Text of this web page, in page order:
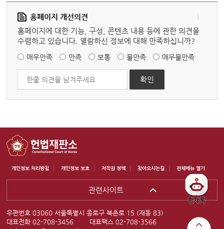
홈페이지 개선의견
홈페이지에 대한 기능, 구성, 콘텐츠 내용 등에 관한 의견을
수렴하고 있습니다. 열람하신 정보에 대해 만족하십니까?
매우만족 만족 보통 불만족 매우불만족
개인정보 처리방침 개인정보 보호 저작권 정책 찾아오시는길 전체메뉴 열기
관련사이트
우편번호 03060 서울특별시 종로구 북촌로 15 (재동 83)
대표전화 02-708-3456
대표팩스 02-708-3566